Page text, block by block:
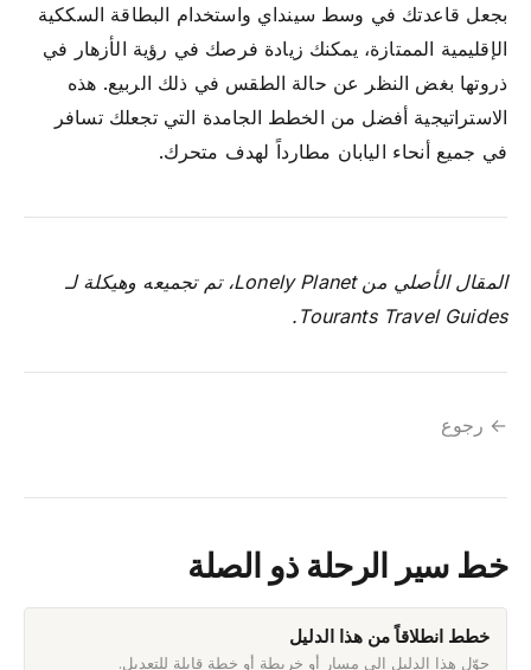
بجعل قاعدتك في وسط سينداي واستخدام البطاقة السككية
الإقليمية الممتازة، يمكنك زيادة فرصك في رؤية الأزهار في
ذروتها بغض النظر عن حالة الطقس في ذلك الربيع. هذه
الاستراتيجية أفضل من الخطط الجامدة التي تجعلك تسافر
في جميع أنحاء اليابان مطارداً لهدف متحرك.
المقال الأصلي من Lonely Planet، تم تجميعه وهيكلة لـ
Tourants Travel Guides.
← رجوع
خط سير الرحلة ذو الصلة
خطط انطلاقاً من هذا الدليل
حوّل هذا الدليل إلى مسار أو خريطة أو خطة قابلة للتعديل.